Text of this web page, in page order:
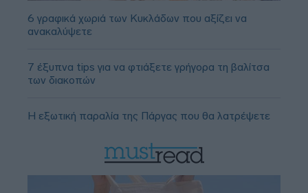
6 γραφικά χωριά των Κυκλάδων που αξίζει να
ανακαλύψετε
7 έξυπνα tips για να φτιάξετε γρήγορα τη βαλίτσα
των διακοπών
Η εξωτική παραλία της Πάργας που θα λατρέψετε